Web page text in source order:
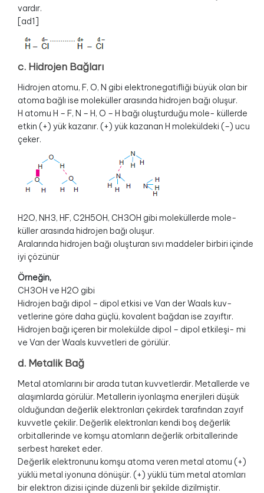
vardır.
[ad1]
c. Hidrojen Bağları
Hidrojen atomu, F, O, N gibi elektronegatifliği büyük olan bir
atoma bağlı ise moleküller arasında hidrojen bağı oluşur.
H atomu H – F, N – H, O – H bağı oluşturduğu mole- küllerde
etkin (+) yük kazanır. (+) yük kazanan H moleküldeki (–) ucu
çeker.
H2O, NH3, HF, C2H5OH, CH3OH gibi moleküllerde mole-
küller arasında hidrojen bağı oluşur.
Aralarında hidrojen bağı oluşturan sıvı maddeler birbiri içinde
iyi çözünür
Örneğin,
CH3OH ve H2O gibi
Hidrojen bağı dipol – dipol etkisi ve Van der Waals kuv-
vetlerine göre daha güçlü, kovalent bağdan ise zayıftır.
Hidrojen bağı içeren bir molekülde dipol – dipol etkileşi- mi
ve Van der Waals kuvvetleri de görülür.
d. Metalik Bağ
Metal atomlarını bir arada tutan kuvvetlerdir. Metallerde ve
alaşımlarda görülür. Metallerin iyonlaşma enerjileri düşük
olduğundan değerlik elektronları çekirdek tarafından zayıf
kuvvetle çekilir. Değerlik elektronları kendi boş değerlik
orbitallerinde ve komşu atomların değerlik orbitallerinde
serbest hareket eder.
Değerlik elektronunu komşu atoma veren metal atomu (+)
yüklü metal iyonuna dönüşür. (+) yüklü tüm metal atomları
bir elektron dizisi içinde düzenli bir şekilde dizilmiştir.